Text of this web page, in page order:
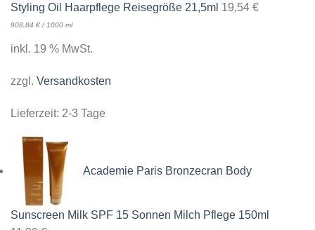
Styling Oil Haarpflege Reisegröße 21,5ml 19,54 €
908,84 € / 1000 ml
inkl. 19 % MwSt.
zzgl. Versandkosten
Lieferzeit: 2-3 Tage
Academie Paris Bronzecran Body
Sunscreen Milk SPF 15 Sonnen Milch Pflege 150ml